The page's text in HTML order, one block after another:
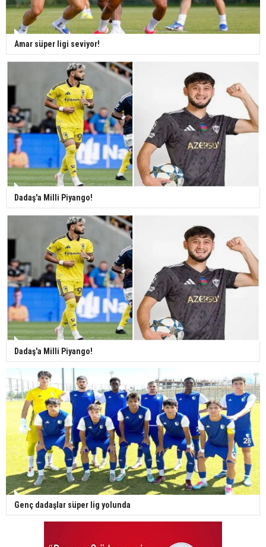
Amar süper ligi seviyor!
Dadaş'a Milli Piyango!
Dadaş'a Milli Piyango!
Genç dadaşlar süper lig yolunda